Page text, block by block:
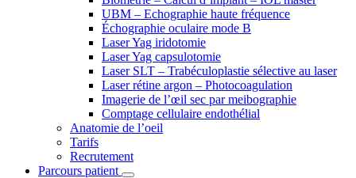
UBM – Echographie haute fréquence
Échographie oculaire mode B
Laser Yag iridotomie
Laser Yag capsulotomie
Laser SLT – Trabéculoplastie sélective au laser
Laser rétine argon – Photocoagulation
Imagerie de l’œil sec par meibographie
Comptage cellulaire endothélial
Anatomie de l’oeil
Tarifs
Recrutement
Parcours patient